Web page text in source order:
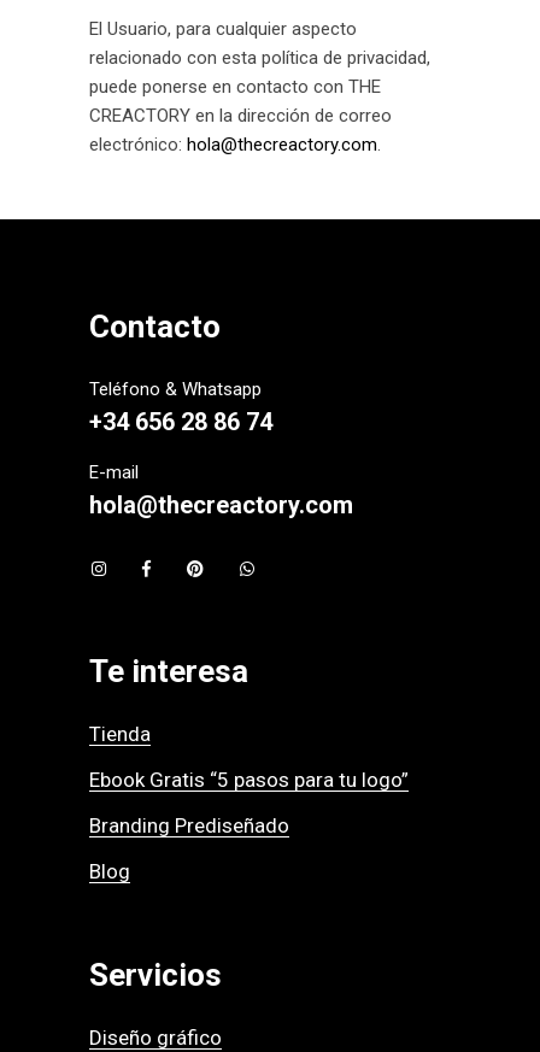
El Usuario, para cualquier aspecto
relacionado con esta política de privacidad,
puede ponerse en contacto con THE
CREACTORY en la dirección de correo
electrónico: hola@thecreactory.com.
Contacto
Teléfono & Whatsapp
+34 656 28 86 74
E-mail
hola@thecreactory.com
Te interesa
Tienda
Ebook Gratis “5 pasos para tu logo”
Branding Prediseñado
Blog
Servicios
Diseño gráfico